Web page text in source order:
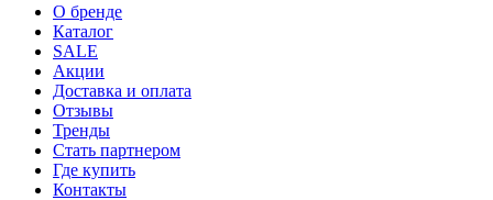
О бренде
Каталог
SALE
Акции
Доставка и оплата
Отзывы
Тренды
Стать партнером
Где купить
Контакты